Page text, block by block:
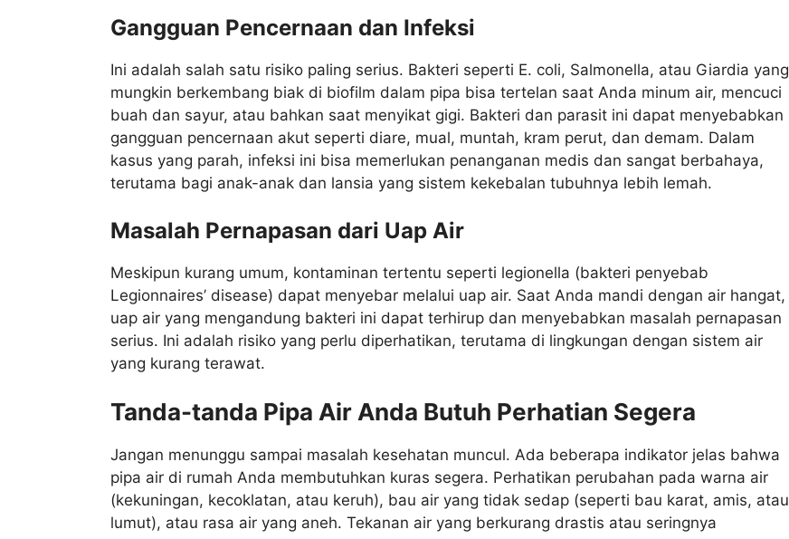
Gangguan Pencernaan dan Infeksi
Ini adalah salah satu risiko paling serius. Bakteri seperti E. coli, Salmonella, atau Giardia yang
mungkin berkembang biak di biofilm dalam pipa bisa tertelan saat Anda minum air, mencuci
buah dan sayur, atau bahkan saat menyikat gigi. Bakteri dan parasit ini dapat menyebabkan
gangguan pencernaan akut seperti diare, mual, muntah, kram perut, dan demam. Dalam
kasus yang parah, infeksi ini bisa memerlukan penanganan medis dan sangat berbahaya,
terutama bagi anak-anak dan lansia yang sistem kekebalan tubuhnya lebih lemah.
Masalah Pernapasan dari Uap Air
Meskipun kurang umum, kontaminan tertentu seperti legionella (bakteri penyebab
Legionnaires’ disease) dapat menyebar melalui uap air. Saat Anda mandi dengan air hangat,
uap air yang mengandung bakteri ini dapat terhirup dan menyebabkan masalah pernapasan
serius. Ini adalah risiko yang perlu diperhatikan, terutama di lingkungan dengan sistem air
yang kurang terawat.
Tanda-tanda Pipa Air Anda Butuh Perhatian Segera
Jangan menunggu sampai masalah kesehatan muncul. Ada beberapa indikator jelas bahwa
pipa air di rumah Anda membutuhkan kuras segera. Perhatikan perubahan pada warna air
(kekuningan, kecoklatan, atau keruh), bau air yang tidak sedap (seperti bau karat, amis, atau
lumut), atau rasa air yang aneh. Tekanan air yang berkurang drastis atau seringnya